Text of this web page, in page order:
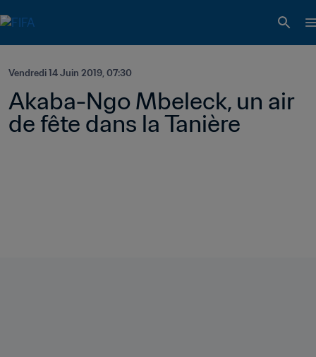
Vendredi 14 Juin 2019, 07:30
Akaba-Ngo Mbeleck, un air
de fête dans la Tanière